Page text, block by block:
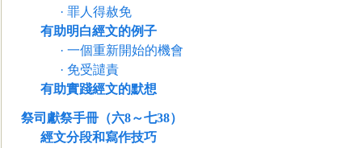
· 罪人得赦免
有助明白經文的例子
· 一個重新開始的機會
· 免受譴責
有助實踐經文的默想
祭司獻祭手冊（六8～七38）
經文分段和寫作技巧